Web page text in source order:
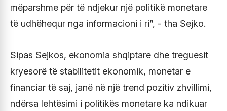
mëparshme për të ndjekur një politikë monetare
të udhëhequr nga informacioni i ri”, - tha Sejko.
Sipas Sejkos, ekonomia shqiptare dhe treguesit
kryesorë të stabilitetit ekonomik, monetar e
financiar të saj, janë në një trend pozitiv zhvillimi,
ndërsa lehtësimi i politikës monetare ka ndikuar